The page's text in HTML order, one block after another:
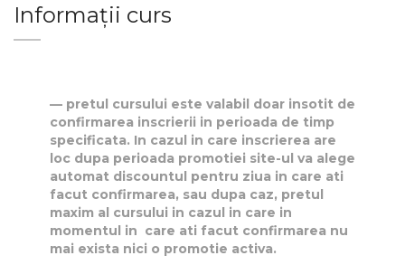
Informații curs
pretul cursului este valabil doar insotit de
confirmarea inscrierii in perioada de timp
specificata. In cazul in care inscrierea are
loc dupa perioada promotiei site-ul va alege
automat discountul pentru ziua in care ati
facut confirmarea, sau dupa caz, pretul
maxim al cursului in cazul in care in
momentul in care ati facut confirmarea nu
mai exista nici o promotie activa.